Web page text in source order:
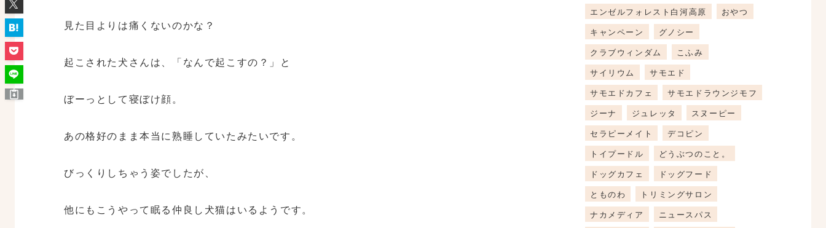
見た目よりは痛くないのかな？
起こされた犬さんは、「なんで起こすの？」と
ぼーっとして寝ぼけ顔。
あの格好のまま本当に熟睡していたみたいです。
びっくりしちゃう姿でしたが、
他にもこうやって眠る仲良し犬猫はいるようです。
エンゼルフォレスト白河高原
おやつ
キャンペーン
グノシー
クラブウィンダム
こふみ
サイリウム
サモエド
サモエドカフェ
サモエドラウンジモフ
ジーナ
ジュレッタ
スヌーピー
セラピーメイト
デコピン
トイプードル
どうぶつのこと。
ドッグカフェ
ドッグフード
とものわ
トリミングサロン
ナカメディア
ニュースパス